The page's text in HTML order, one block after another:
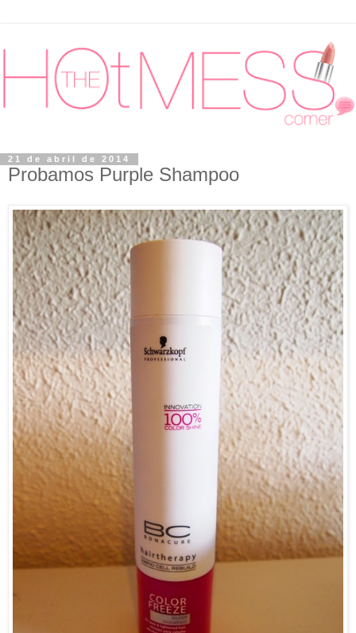
21 de abril de 2014
Probamos Purple Shampoo